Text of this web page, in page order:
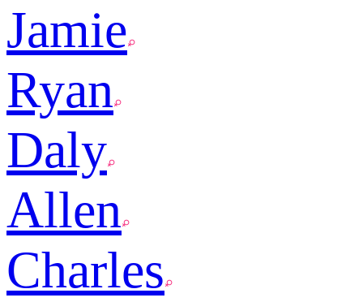
Jamie
Ryan
Daly
Allen
Charles